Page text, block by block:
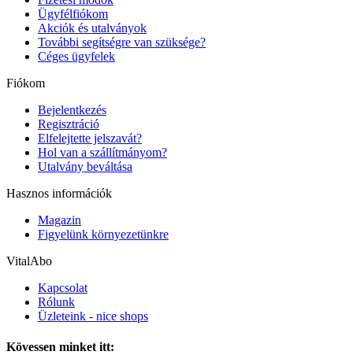
Ügyfélfiókom
Akciók és utalványok
További segítségre van szüksége?
Céges ügyfelek
Fiókom
Bejelentkezés
Regisztráció
Elfelejtette jelszavát?
Hol van a szállítmányom?
Utalvány beváltása
Hasznos információk
Magazin
Figyelünk környezetünkre
VitalAbo
Kapcsolat
Rólunk
Üzleteink - nice shops
Kövessen minket itt: